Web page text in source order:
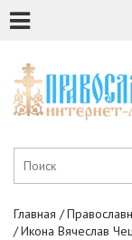
Главная
Икона Вячеслав